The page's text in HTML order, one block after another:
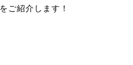
をご紹介します！